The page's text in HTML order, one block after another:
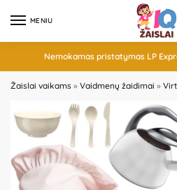
MENIU
Nemokamas pristatymas LP
Žaislai vaikams » Vaidmenų žaidimai »